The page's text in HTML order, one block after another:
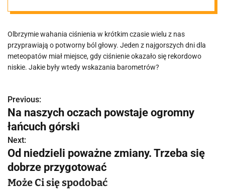
rekord
Olbrzymie wahania ciśnienia w krótkim czasie wielu z nas
przyprawiają o potworny ból głowy. Jeden z najgorszych dni dla
meteopatów miał miejsce, gdy ciśnienie okazało się rekordowo
niskie. Jakie były wtedy wskazania barometrów?
N
a
w
i
g
Previous:
Na naszych oczach powstaje ogromny
łańcuch górski
Next:
Od niedzieli poważne zmiany. Trzeba się
dobrze przygotować
Może Ci się spodobać